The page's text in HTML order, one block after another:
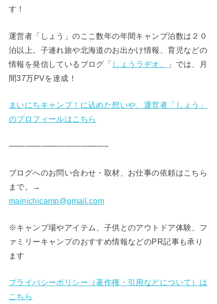
す！
運営者「しょう」のここ数年の年間キャンプ泊数は２０
泊以上。子連れ旅や北海道のお出かけ情報、育児などの
情報を発信しているブログ「 しょうラヂオ。
」では、月
間37万PVを達成！
まいにちキャンプ！に込めた想いや、運営者「しょう」
のプロフィールはこちら
————————————–
ブログへのお問い合わせ・取材、お仕事の依頼はこちら
まで。→
mainichicamp@gmail.com
※キャンプ場やアイテム、子供とのアウトドア体験、フ
ァミリーキャンプのおすすめ情報などのPR記事も承り
ます
プライバシーポリシー（著作権・引用などについて）は
こちら